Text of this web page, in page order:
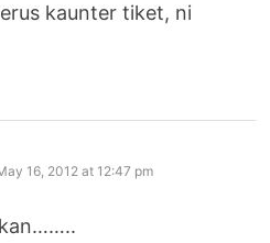
kaunter tiket, ni
16, 2012 at 12:47 pm